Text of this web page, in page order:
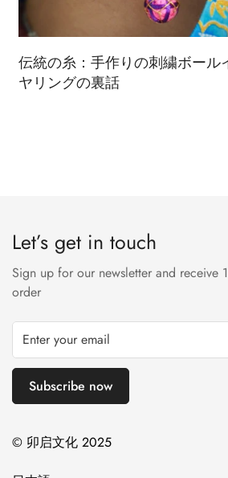
伝統の糸：手作りの刺繍ボール
ヤリングの裏話
Let’s get in touch
Sign up for our newsletter and receive
order
Subscribe now
© 卯启文化 2025